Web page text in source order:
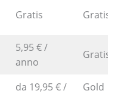
Gratis Gratis
5,95 € /
anno
Gratis
da 19,95 € /
Gold